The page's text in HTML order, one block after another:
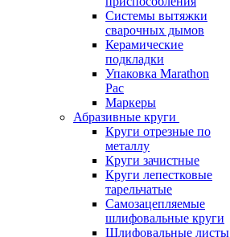
Системы вытяжки
сварочных дымов
Керамические
подкладки
Упаковка Marathon
Pac
Маркеры
Абразивные круги
Круги отрезные по
металлу
Круги зачистные
Круги лепестковые
тарельчатые
Самозацепляемые
шлифовальные круги
Шлифовальные листы